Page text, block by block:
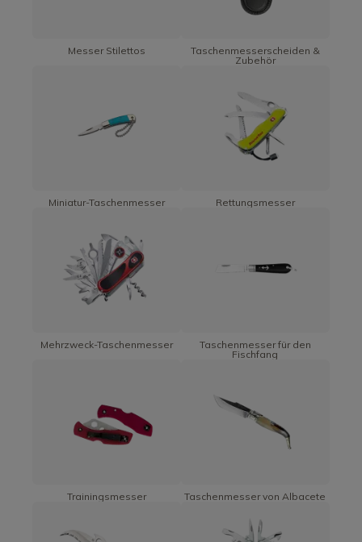
Messer Stilettos
Taschenmesserscheiden &
Zubehör
Miniatur-Taschenmesser Rettungsmesser
Mehrzweck-Taschenmesser
Taschenmesser für den
Fischfang
Trainingsmesser Taschenmesser von Albacete